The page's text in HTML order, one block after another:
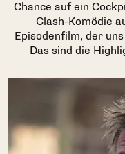
Chance auf ein
Clash-Komödie
Episodenfilm, der
Das sind die